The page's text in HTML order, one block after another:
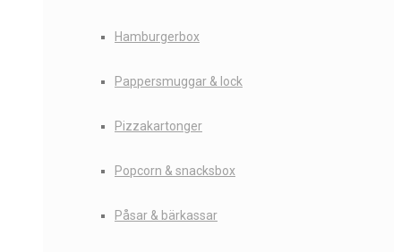
Hamburgerbox
Pappersmuggar & lock
Pizzakartonger
Popcorn & snacksbox
Påsar & bärkassar